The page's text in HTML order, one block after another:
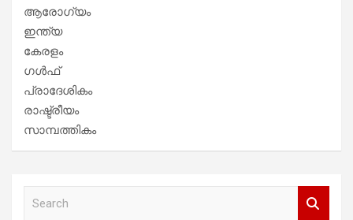
ആരോഗ്യം
ഇന്ത്യ
കേരളം
ഗൾഫ്
പ്രാദേശികം
രാഷ്ട്രീയം
സാമ്പത്തികം